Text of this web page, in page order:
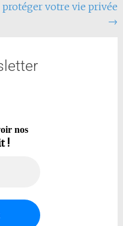
protéger votre vie privée
→
nos
!